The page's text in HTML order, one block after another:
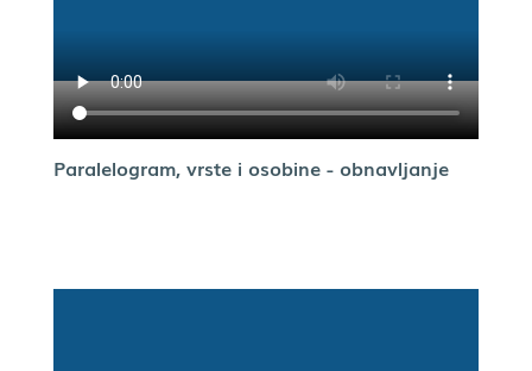
Paralelogram, vrste i osobine - obnavljanje